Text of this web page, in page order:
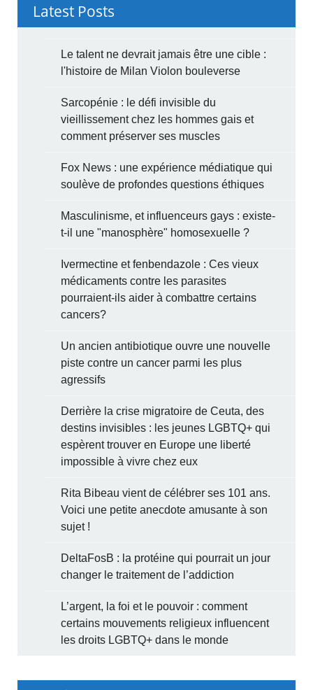
Latest Posts
Le talent ne devrait jamais être une cible :
l'histoire de Milan Violon bouleverse
Sarcopénie : le défi invisible du
vieillissement chez les hommes gais et
comment préserver ses muscles
Fox News : une expérience médiatique qui
soulève de profondes questions éthiques
Masculinisme, et influenceurs gays : existe-
t-il une "manosphère" homosexuelle ?
Ivermectine et fenbendazole : Ces vieux
médicaments contre les parasites
pourraient-ils aider à combattre certains
cancers?
Un ancien antibiotique ouvre une nouvelle
piste contre un cancer parmi les plus
agressifs
Derrière la crise migratoire de Ceuta, des
destins invisibles : les jeunes LGBTQ+ qui
espèrent trouver en Europe une liberté
impossible à vivre chez eux
Rita Bibeau vient de célébrer ses 101 ans.
Voici une petite anecdote amusante à son
sujet !
DeltaFosB : la protéine qui pourrait un jour
changer le traitement de l’addiction
L’argent, la foi et le pouvoir : comment
certains mouvements religieux influencent
les droits LGBTQ+ dans le monde